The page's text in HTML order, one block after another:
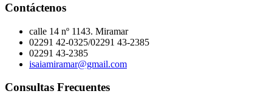
Contáctenos
calle 14 nº 1143. Miramar
02291 42-0325/02291 43-2385
02291 43-2385
isaiamiramar@gmail.com
Consultas Frecuentes